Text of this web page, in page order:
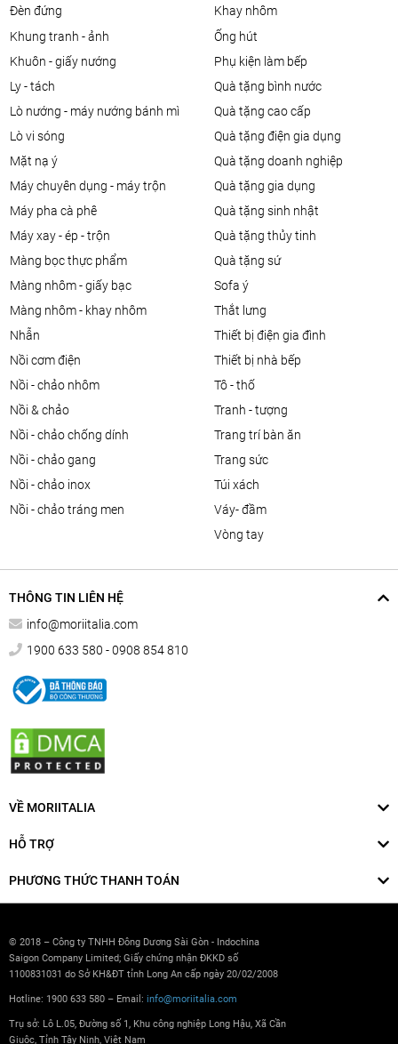
đèn đứng
khay nhôm
khung tranh - ảnh
khuôn - giấy nướng
ly - tách
lò nướng - máy nướng bánh mì
lò vi sóng
mặt nạ ý
máy chuyên dụng - máy trộn
máy pha cà phê
máy xay - ép - trộn
màng bọc thực phẩm
màng nhôm - giấy bạc
màng nhôm - khay nhôm
nhẫn
nồi cơm điện
nồi - chảo nhôm
nồi & chảo
nồi - chảo chống dính
nồi - chảo gang
nồi - chảo inox
nồi - chảo tráng men
ống hút
phụ kiện làm bếp
quà tặng bình nước
quà tặng cao cấp
quà tặng điện gia dụng
quà tặng doanh nghiệp
quà tặng gia dụng
quà tặng sinh nhật
quà tặng thủy tinh
quà tặng sứ
sofa ý
thắt lưng
thiết bị điện gia đình
thiết bị nhà bếp
tô - thố
tranh - tượng
trang trí bàn ăn
trang sức
túi xách
váy- đầm
vòng tay
THÔNG TIN LIÊN HỆ
info@moriitalia.com
1900 633 580 - 0908 854 810
VỀ MORIITALIA
HỖ TRỢ
PHƯƠNG THỨC THANH TOÁN
© 2018 – Công ty TNHH Đông Dương Sài Gòn - Indochina
Saigon Company Limited; Giấy chứng nhận ĐKKD số
1100831031 do Sở KH&ĐT tỉnh Long An cấp ngày 20/02/2008
Hotline: 1900 633 580 – Email: info@moriitalia.com
Trụ sở: Lô L.05, Đường số 1, Khu công nghiệp Long Hậu, Xã Cần
Giuộc, Tỉnh Tây Ninh, Việt Nam